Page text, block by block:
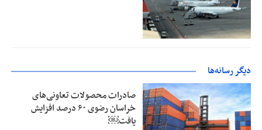
دیگر رسانه‌ها
صادرات محصولات تعاونی‌های
خراسان رضوی ۶۰ درصد افزایش
یافت￼